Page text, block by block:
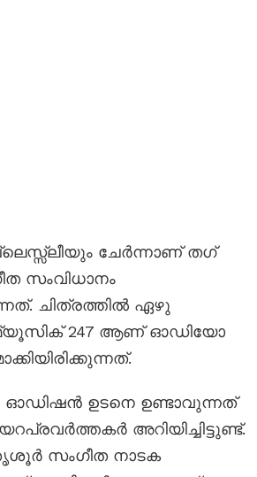
ചേർന്നാണ് തഗ്
സംവിധാനം
ചിത്രത്തിൽ ഏഴു
മ്യൂസിക് 247 ആണ് ഓഡിയോ
ഉടനെ ഉണ്ടാവുന്നത്
അറിയിച്ചിട്ടുണ്ട്.
സംഗീത നാടക